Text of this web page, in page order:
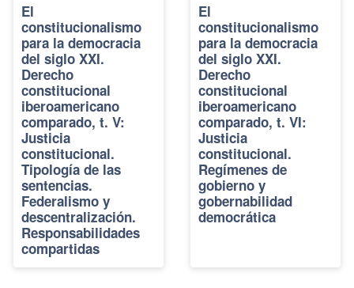
El
constitucionalismo
para la democracia
del siglo XXI.
Derecho
constitucional
iberoamericano
comparado, t. V:
Justicia
constitucional.
Tipología de las
sentencias.
Federalismo y
descentralización.
Responsabilidades
compartidas
El
constitucionalismo
para la democracia
del siglo XXI.
Derecho
constitucional
iberoamericano
comparado, t. VI:
Justicia
constitucional.
Regímenes de
gobierno y
gobernabilidad
democrática